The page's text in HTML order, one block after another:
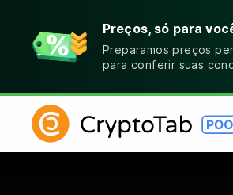
Preços, só para
Preparamos preços
para conferir suas